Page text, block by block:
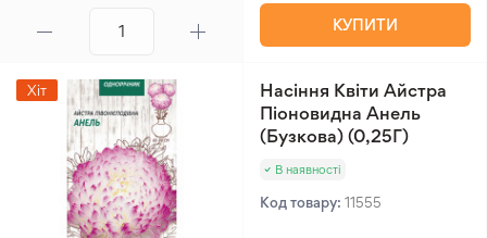
КУПИТИ
Хіт
Насіння Квіти Айстра
Піоновидна Анель
(Бузкова) (0,25Г)
В наявності
Код товару: 11555